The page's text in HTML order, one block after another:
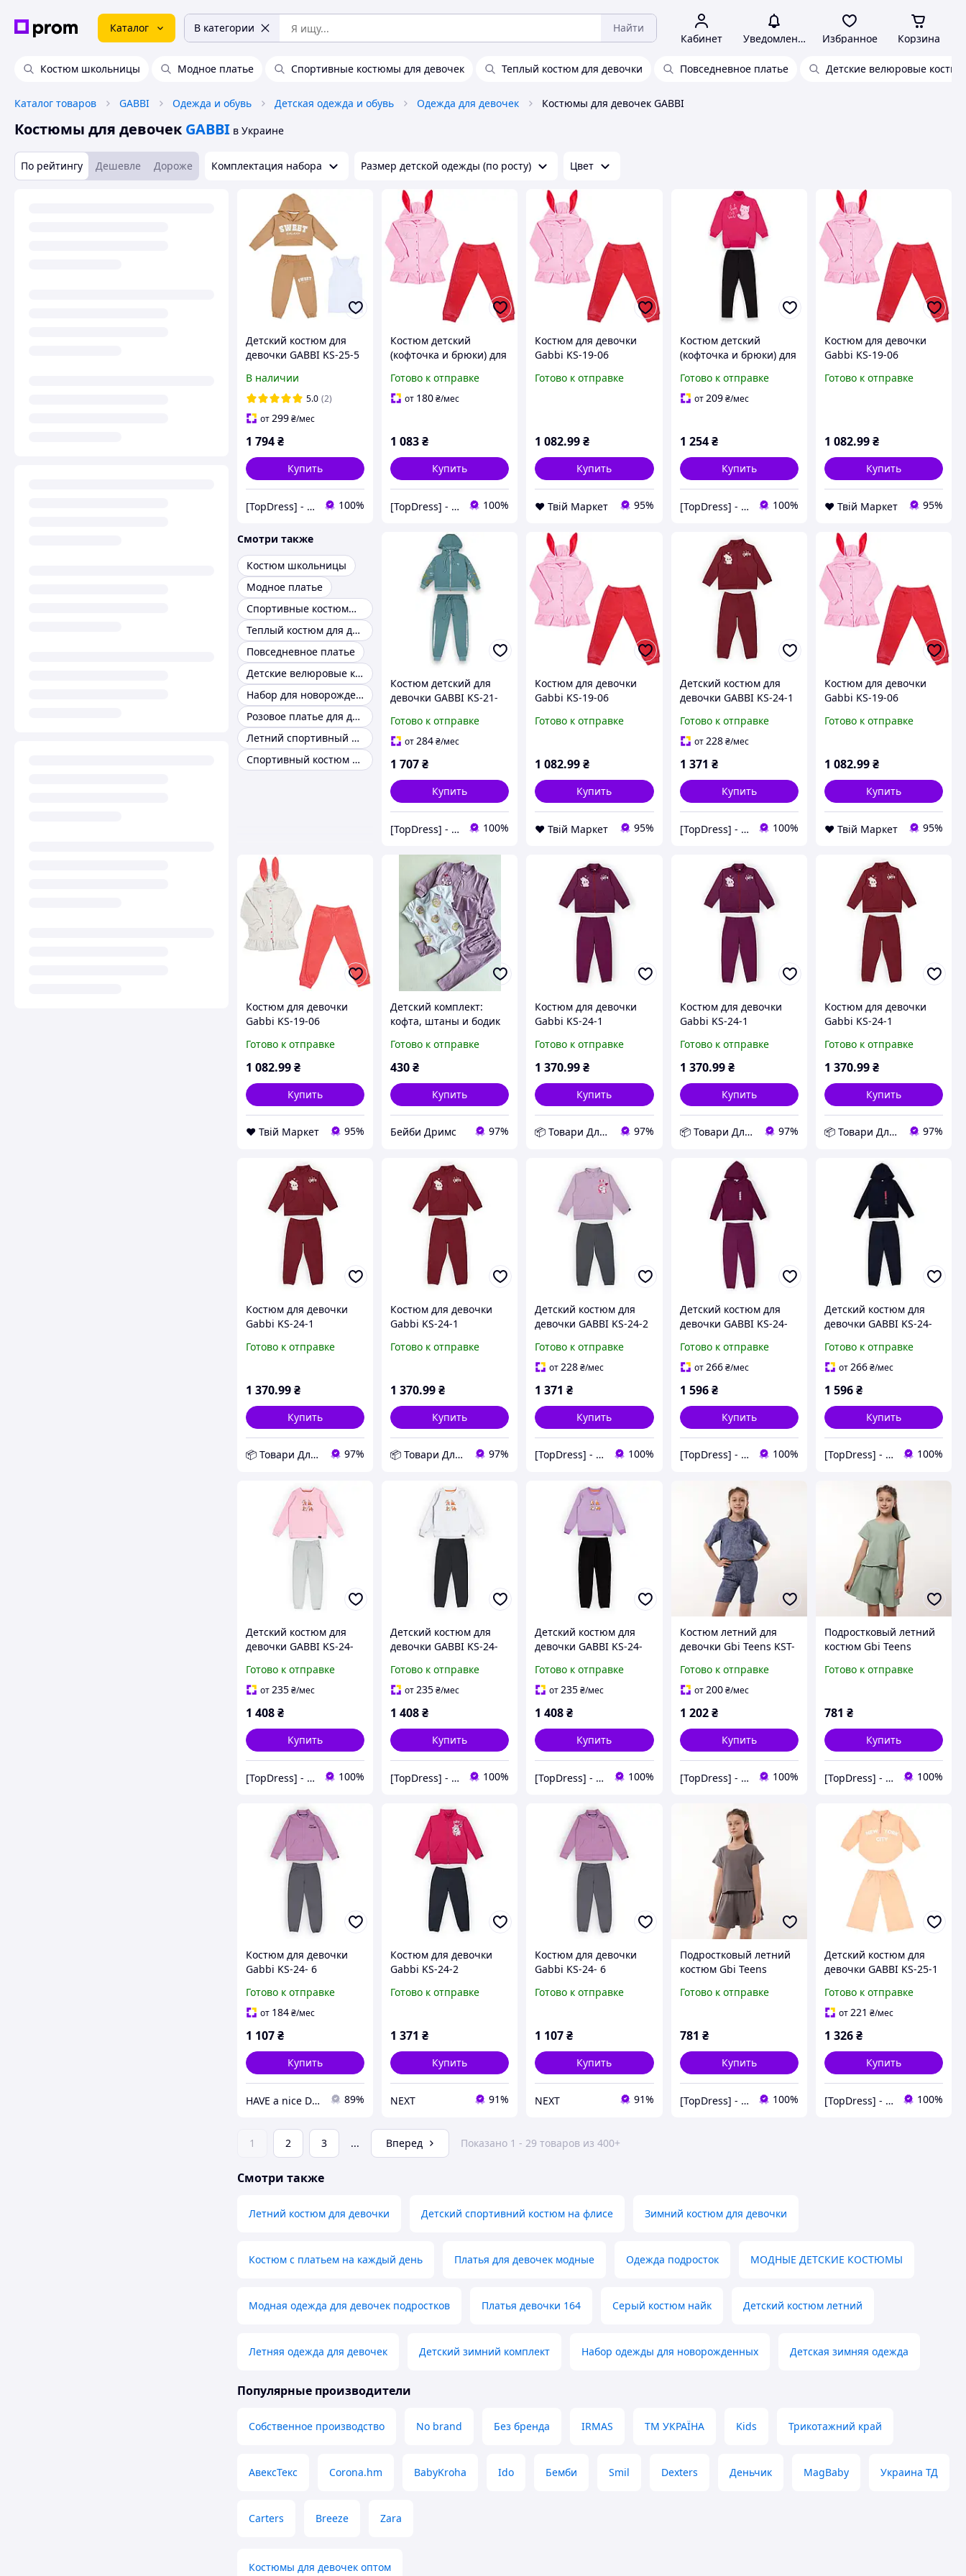
Каталог В категории Найти
Кабинет Уведомления Избранное Корзина
Костюм школьницы Модное платье Спортивные костюмы для девочек Теплый костюм для девочки Повседневное платье Детские велюровые
Каталог товаров GABBI Одежда и обувь Детская одежда и обувь Одежда для девочек Костюмы для девочек GABBI
Костюмы для девочек GABBI в Украине
По рейтингу Дешевле Дороже Комплектация набора Размер детской одежды (по росту) Цвет
Детский костюм для
девочки GABBI KS-25-5
(14405)
В наличии
5.0 (2)
от299₴/мес
1 794₴
Купить
[TopDress] - Интернет магазин одежды для семьи 💖 100%
Костюм детский
(кофточка и брюки) для
06 Весенняя россыпь
Ярко-Розовый на рост
Готово к отправке
от 180₴/мес
1 083₴
Купить
[TopDress] - Интернет магазин одежды для семьи 💖 100%
Костюм для девочки
Gabbi KS-19-06
Ярко-Розовый на рост
Готово к отправке
1 082.99₴
Купить
❤️ Твій Маркет 95%
Костюм детский
(кофточка и брюки) для
26 Симпатяшки
Оранжевый на рост
Готово к отправке
от209 ₴/мес
1 254 ₴
Купить
[TopDress] - Интернет магазин одежды для семьи 💖 100%
Костюм для девочки
Gabbi KS-19-06
Ярко-Розовый на рост
Готово к отправке
1 082.99₴
Купить
❤️ Твій Маркет 95%
Смотри также
Костюм школьницы
Модное платье
Спортивные костюмы для девочек
Теплый костюм для девочки
Повседневное платье
Детские велюровые костюмы
Набор для новорожденных
Розовое платье для девочки
Летний спортивный костюм
Спортивный костюм для девочки-подростка
Костюм детский для
девочки GABBI KS-21-
Зеленый на рост 122
(13049)
Готово к отправке
от284₴/мес
1 707₴
Купить
[TopDress] - Интернет магазин одежды для семьи 💖 100%
Костюм для девочки
Gabbi KS-19-06
Ярко-Розовый на рост
Готово к отправке
1 082.99₴
Купить
❤️ Твій Маркет 95%
Детский костюм для
девочки GABBI KS-24-1
80 (13895)
Готово к отправке
от228 ₴/мес
1 371 ₴
Купить
[TopDress] - Интернет магазин одежды для семьи 💖 100%
Костюм для девочки
Gabbi KS-19-06
Ярко-Розовый на рост
Готово к отправке
1 082.99₴
Купить
❤️ Твій Маркет 95%
Костюм для девочки
Gabbi KS-19-06
Белый на рост 86
(11621) D9-2026
Готово к отправке
1 082.99₴
Купить
❤️ Твій Маркет 95%
Детский комплект:
кофта, штаны и бодик
Готово к отправке
430₴
Купить
Бейби Дримс 97%
Костюм для девочки
Gabbi KS-24-1
D11-2026
Готово к отправке
1 370.99₴
Купить
📦 Товари Для Дому 97%
Костюм для девочки
Gabbi KS-24-1
D11-2026
Готово к отправке
1 370.99 ₴
Купить
📦 Товари Для Дому 97%
Костюм для девочки
Gabbi KS-24-1
(13895) D11-2026
Готово к отправке
1 370.99₴
Купить
📦 Товари Для Дому 97%
Костюм для девочки
Gabbi KS-24-1
(13895) D11-2026
Готово к отправке
1 370.99₴
Купить
📦 Товари Для Дому 97%
Костюм для девочки
Gabbi KS-24-1
(13895) D11-2026
Готово к отправке
1 370.99₴
Купить
📦 Товари Для Дому 97%
Детский костюм для
девочки GABBI KS-24-2
(13896)
Готово к отправке
от228₴/мес
1 371 ₴
Купить
[TopDress] - Интернет магазин одежды для семьи 💖 100%
Детский костюм для
девочки GABBI KS-24-
110 (13905)
Готово к отправке
от266 ₴/мес
1 596 ₴
Купить
[TopDress] - Интернет магазин одежды для семьи 💖 100%
Детский костюм для
девочки GABBI KS-24-
рост 110 (13905)
Готово к отправке
от266₴/мес
1 596₴
Купить
[TopDress] - Интернет магазин одежды для семьи 💖 100%
Детский костюм для
девочки GABBI KS-24-
(13909)
Готово к отправке
от235₴/мес
1 408₴
Купить
[TopDress] - Интернет магазин одежды для семьи 💖 100%
Детский костюм для
девочки GABBI KS-24-
(13909)
Готово к отправке
от235₴/мес
1 408₴
Купить
[TopDress] - Интернет магазин одежды для семьи 💖 100%
Детский костюм для
девочки GABBI KS-24-
110 (13909)
Готово к отправке
от235₴/мес
1 408₴
Купить
[TopDress] - Интернет магазин одежды для семьи 💖 100%
Костюм летний для
девочки Gbi Teens KST-
134-140 (14128)
Готово к отправке
от200 ₴/мес
1 202 ₴
Купить
[TopDress] - Интернет магазин одежды для семьи 💖 100%
Подростковый летний
костюм Gbi Teens
(14082)
Готово к отправке
781 ₴
Купить
[TopDress] - Интернет магазин одежды для семьи 💖 100%
Костюм для девочки
Gabbi KS-24- 6
(13900)
Готово к отправке
от 184₴/мес
1 107₴
Купить
HAVE a nice DAY 89%
Костюм для девочки
Gabbi KS-24-2
(13896)
Готово к отправке
1 371 ₴
Купить
NEXT 91%
Костюм для девочки
Gabbi KS-24- 6
(13900)
Готово к отправке
1 107₴
Купить
NEXT 91%
Подростковый летний
костюм Gbi Teens
(14082)
Готово к отправке
781 ₴
Купить
[TopDress] - Интернет магазин одежды для семьи 💖 100%
Детский костюм для
девочки GABBI KS-25-1
(14401)
Готово к отправке
от221 ₴/мес
1 326₴
Купить
[TopDress] - Интернет магазин одежды для семьи 💖 100%
1 2 3 ... Вперед Показано 1 - 29 товаров из 400+
Смотри также
Летний костюм для девочки Детский спортивний костюм на флисе Зимний костюм для девочки
Костюм с платьем на каждый день Платья для девочек модные Одежда подросток МОДНЫЕ ДЕТСКИЕ КОСТЮМЫ
Модная одежда для девочек подростков Платья девочки 164 Серый костюм найк Детский костюм летний
Летняя одежда для девочек Детский зимний комплект Набор одежды для новорожденных Детская зимняя одежда
Популярные производители
Собственное производство No brand Без бренда IRMAS ТМ УКРАЇНА Kids Трикотажний край
АвексТекс Corona.hm BabyKroha Ido Бемби Smil Dexters Деньчик MagBaby Украина ТД
Carters Breeze Zara
Костюмы для девочек оптом